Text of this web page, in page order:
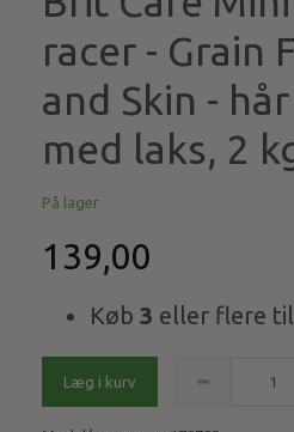
racer - Grain
and Skin -
med laks, 2
På lager
139,00
Køb 3 eller flere til
Læg i kurv